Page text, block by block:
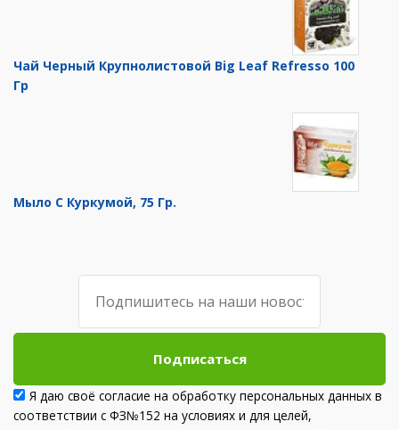
Чай Черный Крупнолистовой Big Leaf Refresso 100
Гр
Мыло С Куркумой, 75 Гр.
Подписаться
Я даю своё согласие на обработку персональных данных в
соответствии с ФЗ№152 на условиях и для целей,